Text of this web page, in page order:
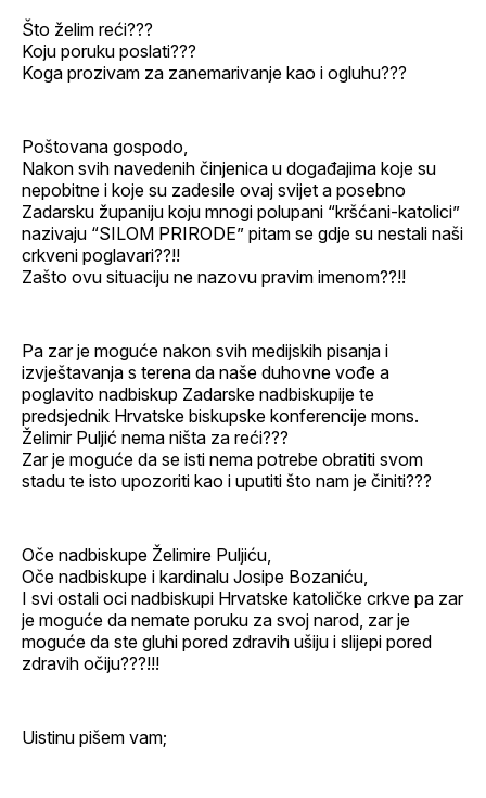
Što želim reći???
Koju poruku poslati???
Koga prozivam za zanemarivanje kao i ogluhu???
Poštovana gospodo,
Nakon svih navedenih činjenica u događajima koje su
nepobitne i koje su zadesile ovaj svijet a posebno
Zadarsku županiju koju mnogi polupani “kršćani-katolici”
nazivaju “SILOM PRIRODE” pitam se gdje su nestali naši
crkveni poglavari??!!
Zašto ovu situaciju ne nazovu pravim imenom??!!
Pa zar je moguće nakon svih medijskih pisanja i
izvještavanja s terena da naše duhovne vođe a
poglavito nadbiskup Zadarske nadbiskupije te
predsjednik Hrvatske biskupske konferencije mons.
Želimir Puljić nema ništa za reći???
Zar je moguće da se isti nema potrebe obratiti svom
stadu te isto upozoriti kao i uputiti što nam je činiti???
Oče nadbiskupe Želimire Puljiću,
Oče nadbiskupe i kardinalu Josipe Bozaniću,
I svi ostali oci nadbiskupi Hrvatske katoličke crkve pa zar
je moguće da nemate poruku za svoj narod, zar je
moguće da ste gluhi pored zdravih ušiju i slijepi pored
zdravih očiju???!!!
Uistinu pišem vam;